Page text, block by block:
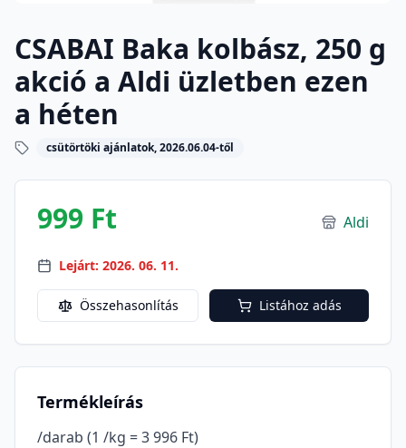
CSABAI Baka kolbász, 250 g
akció a Aldi üzletben ezen
a héten
csütörtöki ajánlatok, 2026.06.04-től
999 Ft Aldi
Lejárt: 2026. 06. 11.
Összehasonlítás Listához adás
Termékleírás
/darab (1 /kg = 3 996 Ft)